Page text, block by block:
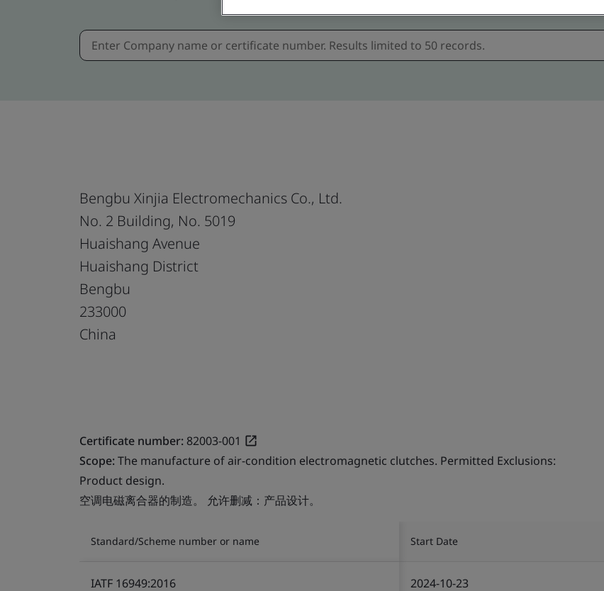
Bengbu Xinjia Electromechanics Co., Ltd.
No. 2 Building, No. 5019
Huaishang Avenue
Huaishang District
Bengbu
233000
China
Certificate number: 82003-001
Scope:The manufacture of air-condition electromagnetic clutches. Permitted Exclusions:
Product design.
空调电磁离合器的制造。 允许删减：产品设计。
Standard/Scheme number or name Start Date
IATF 16949:2016 2024-10-23